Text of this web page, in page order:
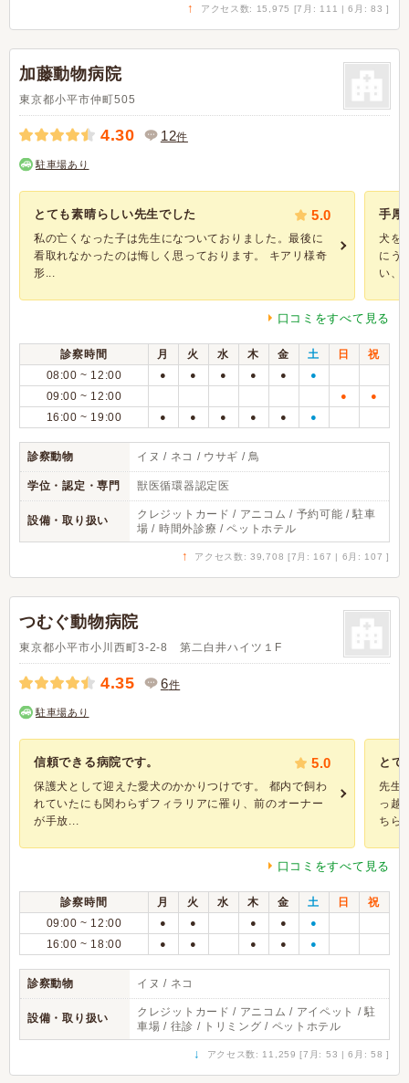
↑ アクセス数: 15,975 [7月: 111 | 6月: 83 ]
加藤動物病院
東京都小平市仲町505
4.30 12件
駐車場あり
とても素晴らしい先生でした 5.0
私の亡くなった子は先生になついておりました。最後に
看取れなかったのは悔しく思っております。 キアリ様奇
形...
手厚
犬を
にう
い、
口コミをすべて見る
診察時間 月 火 水 木 金 土 日
祝
08:00 ~ 12:00
● ● ● ● ● ●
09:00 ~ 12:00 ● ●
16:00 ~ 19:00 ● ● ● ● ● ●
診察動物 イヌ / ネコ / ウサギ / 鳥
学位・認定・専門 獣医循環器認定医
設備・取り扱い
クレジットカード / アニコム / 予約可能 / 駐車
場 / 時間外診療 / ペットホテル
↑ アクセス数: 39,708 [7月: 167 | 6月: 107 ]
つむぐ動物病院
東京都小平市小川西町3-2-8 第二白井ハイツ１F
4.35 6件
駐車場あり
信頼できる病院です。 5.0
保護犬として迎えた愛犬のかかりつけです。 都内で飼わ
れていたにも関わらずフィラリアに罹り、前のオーナー
が手放...
とて
先生
っ越
ちら
口コミをすべて見る
診察時間 月 火 水 木 金 土 日
祝
09:00 ~ 12:00
● ● ● ● ●
16:00 ~ 18:00 ● ● ● ● ●
診察動物 イヌ / ネコ
設備・取り扱い
クレジットカード / アニコム / アイペット / 駐
車場 / 往診 / トリミング / ペットホテル
↓ アクセス数: 11,259 [7月: 53 | 6月: 58 ]